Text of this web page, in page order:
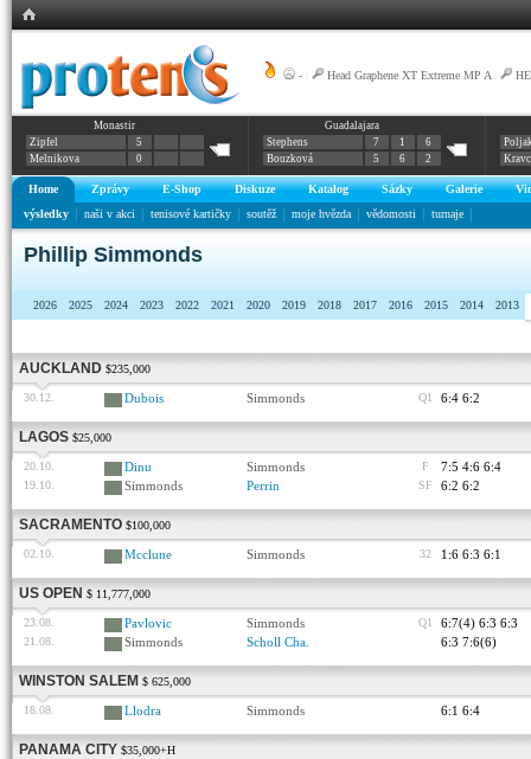
- Head Graphene XT Extreme MP A
Monastir
Zipfel
5
Melnikova
0
Guadalajara
Stephens
7 1
6
Bouzková
5 6 2
Home Zprávy E-Shop Diskuze Katalog Sázky Galerie
výsledky
naši v akci tenisové kartičky soutěž moje hvězda vědomosti turnaje
Phillip Simmonds
2026 2025 2024 2023 2022 2021 2020 2019 2018 2017 2016 2015 2014 2013
AUCKLAND $235,000
30.12. Dubois Simmonds Q1 6:4 6:2
LAGOS $25,000
20.10. Dinu Simmonds F 7:5 4:6 6:4
19.10. Simmonds Perrin SF 6:2 6:2
SACRAMENTO $100,000
02.10. Mcclune Simmonds 32 1:6 6:3 6:1
US OPEN $ 11,777,000
23.08. Pavlovic Simmonds Q1 6:7(4) 6:3 6:3
21.08. Simmonds Scholl Cha. 6:3 7:6(6)
WINSTON SALEM $ 625,000
18.08. Llodra Simmonds 6:1 6:4
PANAMA CITY $35,000+H